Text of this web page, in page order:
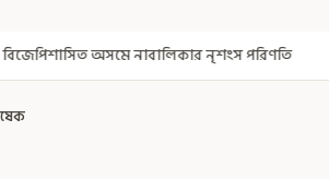
নৃশংস পরিণতি ব্রড পর্বতশৃঙ্গে তুষারধসে